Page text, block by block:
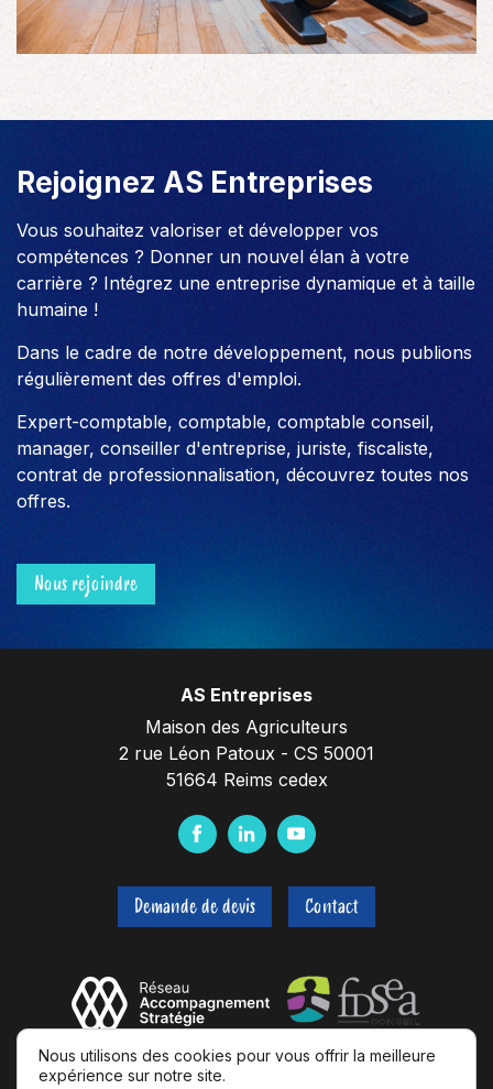
Rejoignez AS Entreprises
Vous souhaitez valoriser et développer vos
compétences ? Donner un nouvel élan à votre
carrière ? Intégrez une entreprise dynamique et à taille
humaine !
Dans le cadre de notre développement, nous publions
régulièrement des offres d'emploi.
Expert-comptable, comptable, comptable conseil,
manager, conseiller d'entreprise, juriste, fiscaliste,
contrat de professionnalisation, découvrez toutes nos
offres.
Nous rejoindre
AS Entreprises
Maison des Agriculteurs
2 rue Léon Patoux - CS 50001
51664 Reims cedex
F
c
e
o
k
L
n
k
I
n
Y
u
t
b
e
Demande de devis Contact
Nous utilisons des cookies pour vous offrir la meilleure
expérience sur notre site.